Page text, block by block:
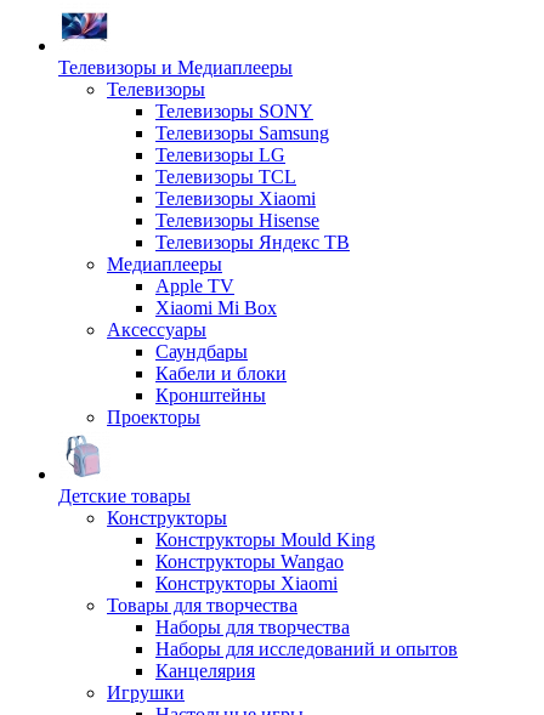
Телевизоры и Медиаплееры
Телевизоры
Телевизоры SONY
Телевизоры Samsung
Телевизоры LG
Телевизоры TCL
Телевизоры Xiaomi
Телевизоры Hisense
Телевизоры Яндекс ТВ
Медиаплееры
Apple TV
Xiaomi Mi Box
Аксессуары
Саундбары
Кабели и блоки
Кронштейны
Проекторы
Детские товары
Конструкторы
Конструкторы Mould King
Конструкторы Wangao
Конструкторы Xiaomi
Товары для творчества
Наборы для творчества
Наборы для исследований и опытов
Канцелярия
Игрушки